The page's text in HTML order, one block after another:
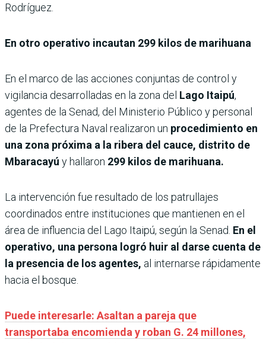
Rodríguez.
En otro operativo incautan 299 kilos de marihuana
En el marco de las acciones conjuntas de control y
vigilancia desarrolladas en la zona del Lago Itaipú,
agentes de la Senad, del Ministerio Público y personal
de la Prefectura Naval realizaron un procedimiento en
una zona próxima a la ribera del cauce, distrito de
Mbaracayú y hallaron 299 kilos de marihuana.
La intervención fue resultado de los patrullajes
coordinados entre instituciones que mantienen en el
área de influencia del Lago Itaipú, según la Senad. En el
operativo, una persona logró huir al darse cuenta de
la presencia de los agentes, al internarse rápidamente
hacia el bosque.
Puede interesarle: Asaltan a pareja que
transportaba encomienda y roban G. 24 millones,